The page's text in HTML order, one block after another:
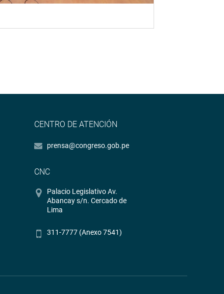
CENTRO DE ATENCIÓN
prensa@congreso.gob.pe
CNC
Palacio Legislativo Av.
Abancay s/n. Cercado de
Lima
311-7777 (Anexo 7541)